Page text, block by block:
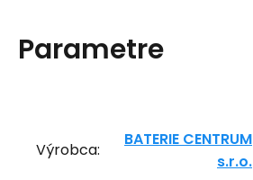
Parametre
Výrobca:
BATERIE CENTRUM
s.r.o.